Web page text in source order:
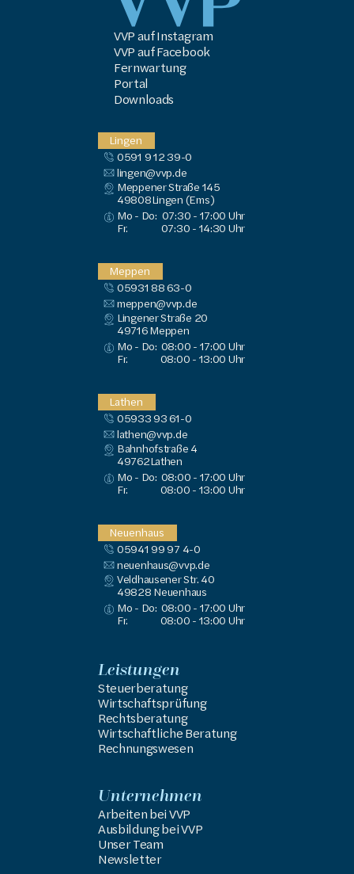
VVP auf Instagram
VVP auf Facebook
Fernwartung
Portal
Downloads
Lingen
0591 9 12 39-0
lingen@vvp.de
Meppener Straße 145
49808Lingen (Ems)
Mo - Do: 07:30 - 17:00 Uhr
Fr.
07:30 - 14:30 Uhr
Meppen
05931 88 63-0
meppen@vvp.de
Lingener Straße 20
49716 Meppen
Mo - Do: 08:00 - 17:00 Uhr
Fr.
08:00 - 13:00 Uhr
Lathen
05933 93 61-0
lathen@vvp.de
Bahnhofstraße 4
49762Lathen
Mo - Do: 08:00 - 17:00 Uhr
Fr.
08:00 - 13:00 Uhr
Neuenhaus
05941 99 97 4-0
neuenhaus@vvp.de
Veldhausener Str. 40
49828 Neuenhaus
Mo - Do: 08:00 - 17:00 Uhr
Fr.
08:00 - 13:00 Uhr
Leistungen
Steuerberatung
Wirtschaftsprüfung
Rechtsberatung
Wirtschaftliche Beratung
Rechnungswesen
Unternehmen
Arbeiten bei VVP
Ausbildung bei VVP
Unser Team
Newsletter